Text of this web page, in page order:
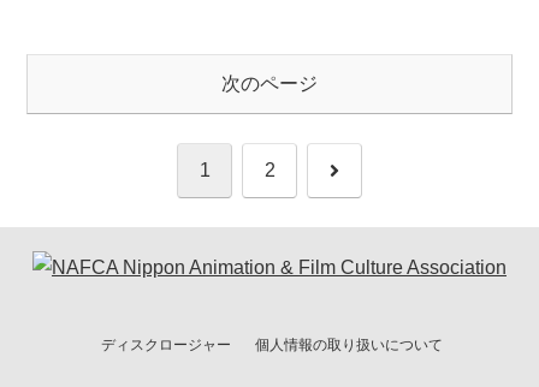
次のページ
1 2 次
ディスクロージャー 個人情報の取り扱いについて